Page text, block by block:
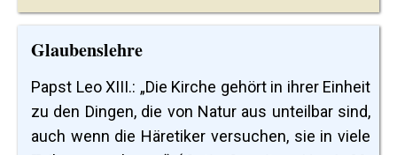
Glaubenslehre
Papst Leo XIII.: „Die Kirche gehört in ihrer Einheit
zu den Dingen, die von Natur aus unteilbar sind,
auch wenn die Häretiker versuchen, sie in viele